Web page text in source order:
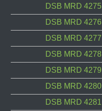
DSB MRD 4275
DSB MRD 4276
DSB MRD 4277
DSB MRD 4278
DSB MRD 4279
DSB MRD 4280
DSB MRD 4281